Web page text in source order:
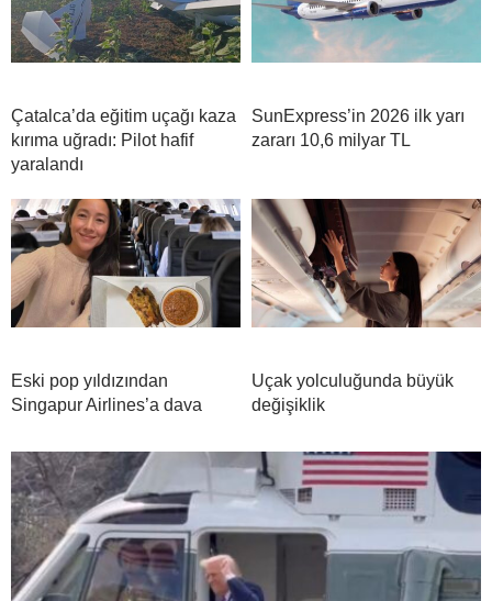
Çatalca’da eğitim uçağı kaza
kırıma uğradı: Pilot hafif
yaralandı
SunExpress’in 2026 ilk yarı
zararı 10,6 milyar TL
Eski pop yıldızından
Singapur Airlines’a dava
Uçak yolculuğunda büyük
değişiklik